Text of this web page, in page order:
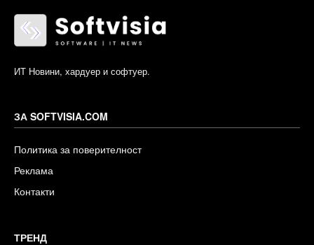
ИТ Новини, хардуер и софтуер.
ЗА SOFTVISIA.COM
Политика за поверителност
Реклама
Контакти
ТРЕНД